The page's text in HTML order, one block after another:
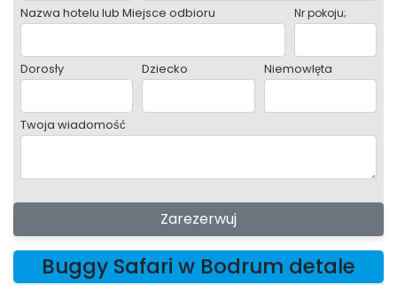
Nazwa hotelu lub Miejsce odbioru Nr pokoju;
Dorosły Dziecko Niemowlęta
Twoja wiadomość
Zarezerwuj
Buggy Safari w Bodrum detale